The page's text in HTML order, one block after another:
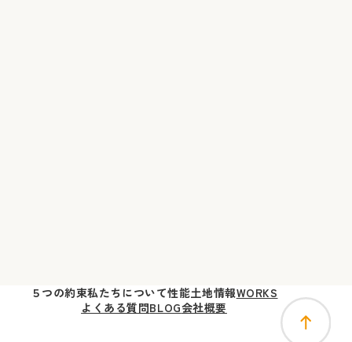
５つの約束私たちについて性能土地情報WORKS
よくある質問BLOG会社概要